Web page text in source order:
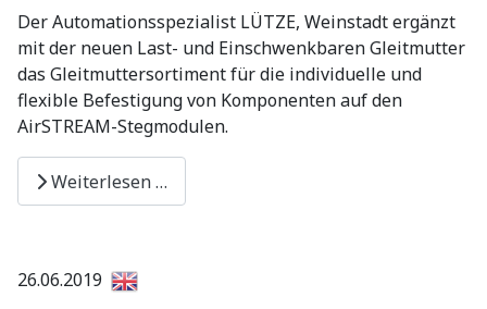
Der Automationsspezialist LÜTZE, Weinstadt ergänzt
mit der neuen Last- und Einschwenkbaren Gleitmutter
das Gleitmuttersortiment für die individuelle und
flexible Befestigung von Komponenten auf den
AirSTREAM-Stegmodulen.
Weiterlesen …
26.06.2019